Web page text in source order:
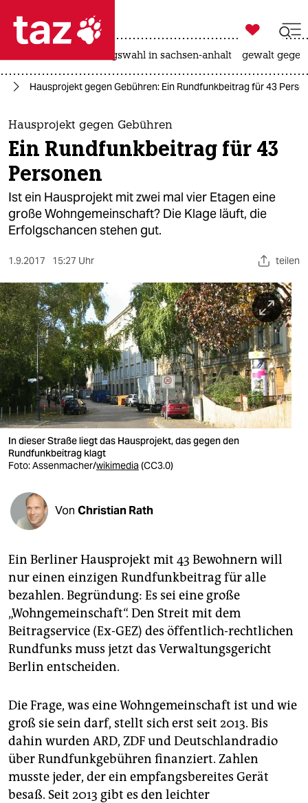
 taz zahl ich
taz zahl ich
themen
politik
öko
gesellschaft
sport
berlin
nord
wahrheit
verlag
verlag
veranstaltungen
fragen & hilfe
abo
genossenschaft
epaper login

taz zahl ich
landtagswahl in sachsen-anhalt gewalt
Hausprojekt gegen Gebühren: Ein Rundfunkbeitrag für 43
Hausprojekt gegen Gebühren
Ein Rundfunkbeitrag für 43
Personen
Ist ein Hausprojekt mit zwei mal vier Etagen eine
große Wohngemeinschaft? Die Klage läuft, die
Erfolgschancen stehen gut.
1.9.2017 15:27 Uhr teilen
In dieser Straße liegt das Hausprojekt, das gegen den
Rundfunkbeitrag klagt
Foto:Assenmacher/wikimedia (CC3.0)
Von Christian Rath
Ein Berliner Hausprojekt mit 43 Bewohnern will
nur einen einzigen Rundfunkbeitrag für alle
bezahlen. Begründung: Es sei eine große
„Wohngemeinschaft“. Den Streit mit dem
Beitragservice (Ex-GEZ) des öffentlich-rechtlichen
Rundfunks muss jetzt das Verwaltungsgericht
Berlin entscheiden.
Die Frage, was eine Wohngemeinschaft ist und wie
groß sie sein darf, stellt sich erst seit 2013. Bis
dahin wurden ARD, ZDF und Deutschlandradio
über Rundfunkgebühren finanziert. Zahlen
musste jeder, der ein empfangsbereites Gerät
besaß. Seit 2013 gibt es den leichter